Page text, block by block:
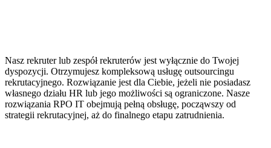
Nasz rekruter lub zespół rekruterów jest wyłącznie do Twojej
dyspozycji. Otrzymujesz kompleksową usługę outsourcingu
rekrutacyjnego. Rozwiązanie jest dla Ciebie, jeżeli nie posiadasz
własnego działu HR lub jego możliwości są ograniczone. Nasze
rozwiązania RPO IT obejmują pełną obsługę, począwszy od
strategii rekrutacyjnej, aż do finalnego etapu zatrudnienia.